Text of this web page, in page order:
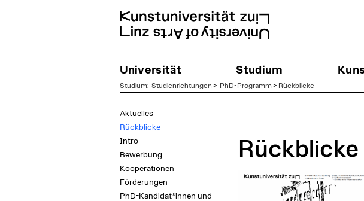
Universität Studium
Studium: Studienrichtungen > PhD-Programm > Rückblicke
Aktuelles
Rückblicke
Intro
Bewerbung
Kooperationen
Förderungen
PhD-Kandidat*innen und
Rückblicke